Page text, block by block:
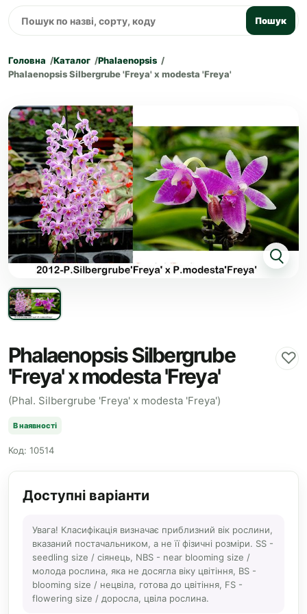
Пошук
Головна Каталог
Phalaenopsis
Phalaenopsis Silbergrube 'Freya' x modesta 'Freya'
Phalaenopsis Silbergrube
'Freya' x modesta 'Freya'
♡
(Phal. Silbergrube 'Freya' x modesta 'Freya')
В наявності
Код: 10514
Доступні варіанти
Увага! Класифікація визначає приблизний вік рослини,
вказаний постачальником, а не її фізичні розміри. SS -
seedling size / сіянець, NBS - near blooming size /
молода рослина, яка не досягла віку цвітіння, BS -
blooming size / нецвіла, готова до цвітіння, FS -
flowering size / доросла, цвіла рослина.